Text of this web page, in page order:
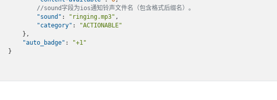
//sound字段为ios通知铃声文件名（包含格式后缀名）。
"sound" : "ringing.mp3" ,
"category" :
"ACTIONABLE"
"auto_badge" :
"+1"